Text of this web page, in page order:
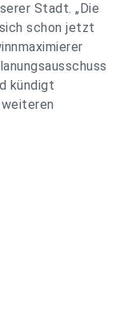
Stadt. „Die
schon jetzt
kündigt